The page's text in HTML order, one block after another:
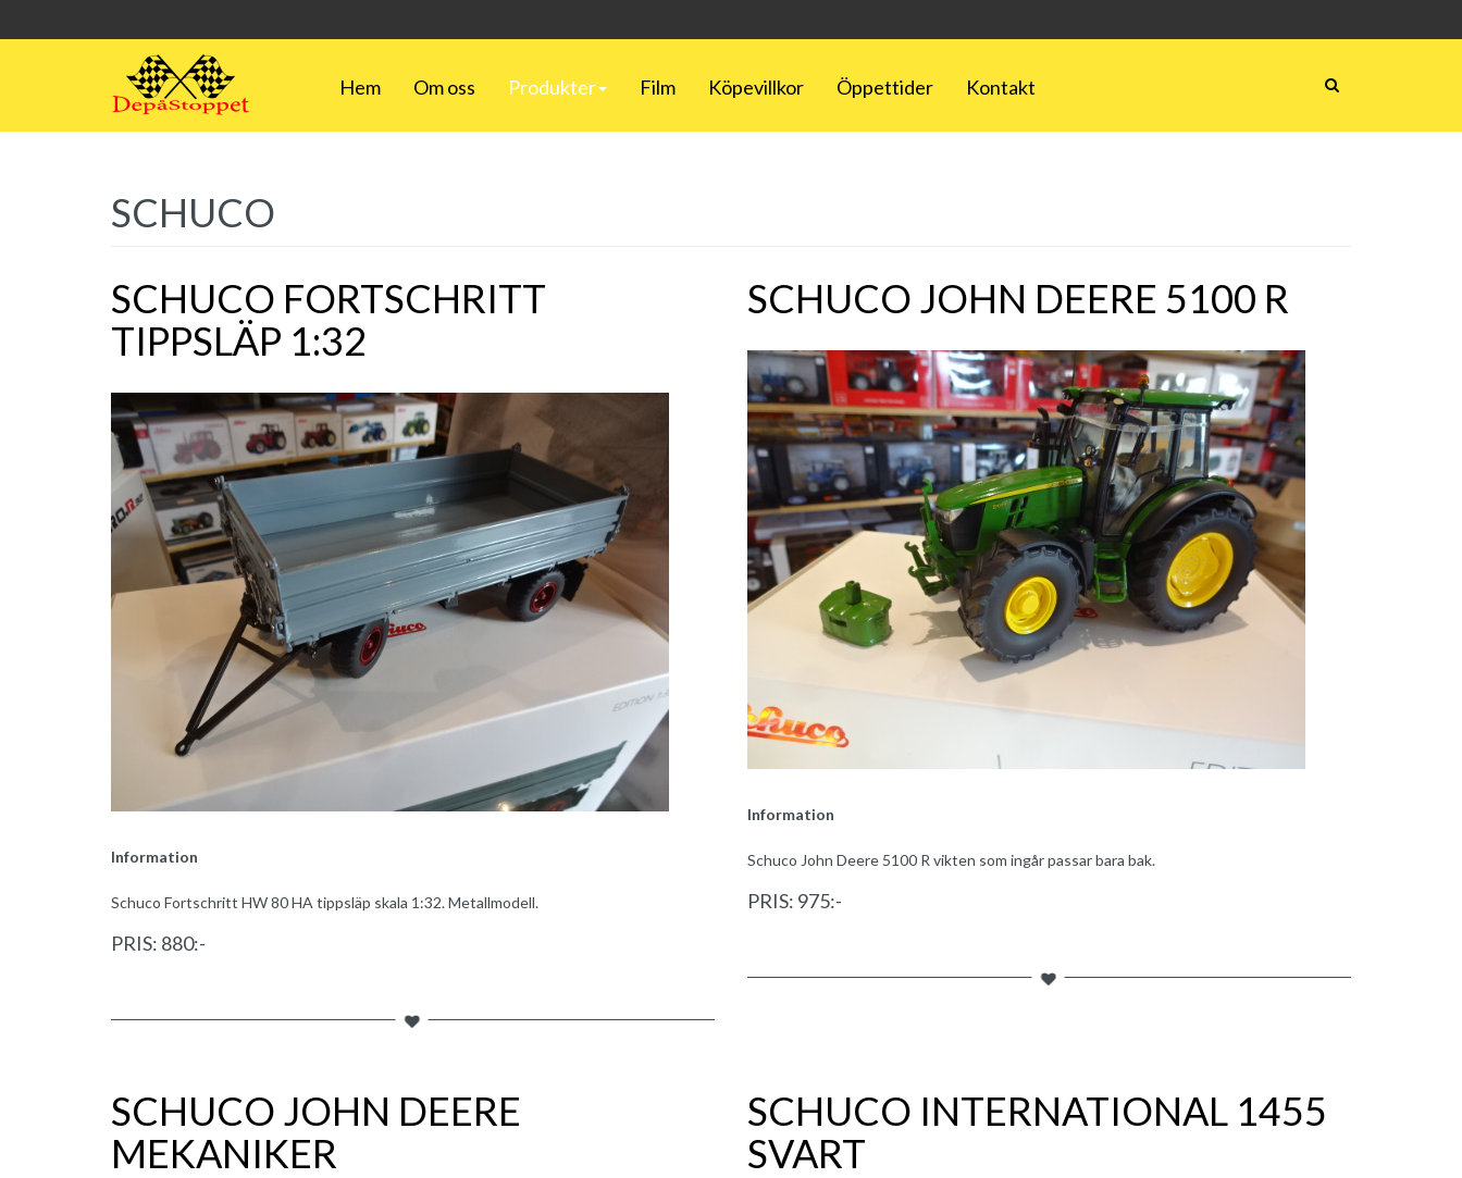
Hem Om oss Produkter Film Köpevillkor Öppettider Kontakt
SCHUCO
SCHUCO FORTSCHRITT
TIPPSLÄP 1:32
Information
Schuco Fortschritt HW 80 HA tippsläp skala 1:32. Metallmodell.
PRIS: 880:-
SCHUCO JOHN DEERE 5100 R
Information
Schuco John Deere 5100 R vikten som ingår passar bara bak.
PRIS: 975:-
SCHUCO JOHN DEERE
MEKANIKER
SCHUCO INTERNATIONAL 1455
SVART